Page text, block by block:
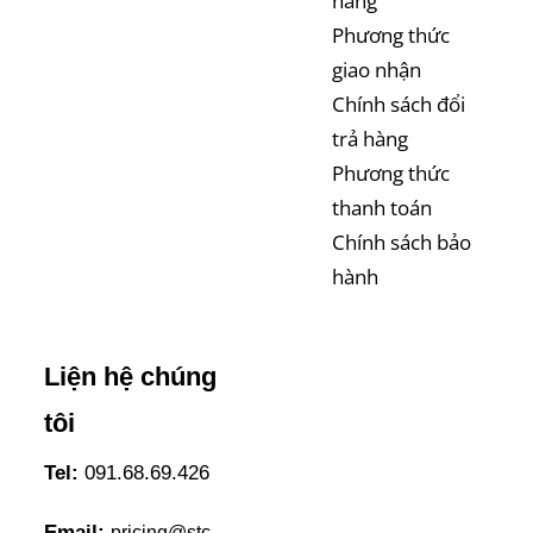
Phương thức
giao nhận
Chính sách đổi
trả hàng
Phương thức
thanh toán
Chính sách bảo
hành
Liện hệ chúng
tôi
Tel: 091.68.69.426